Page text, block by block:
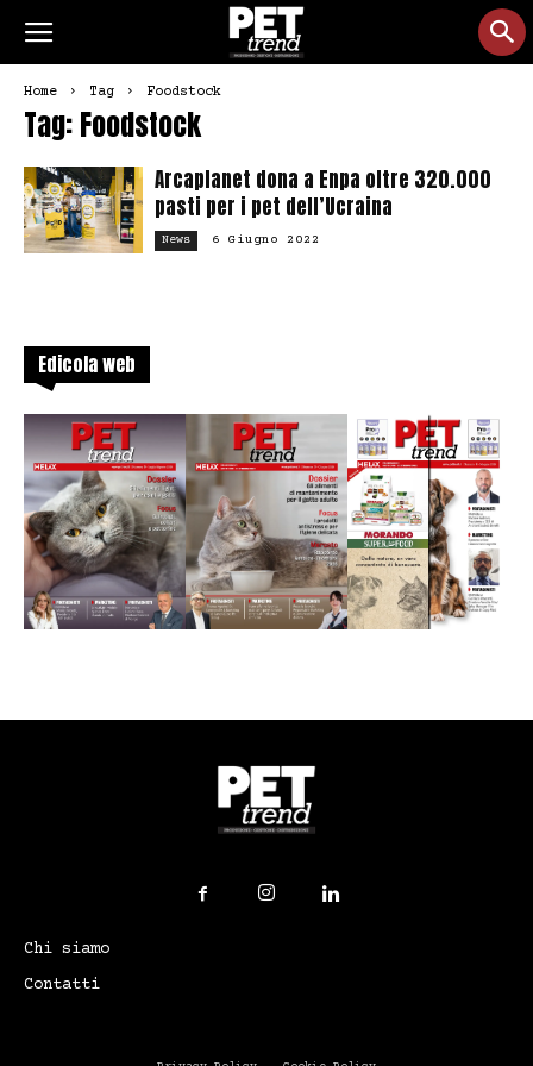
Home Tag Foodstock
Tag: Foodstock
Arcaplanet dona a Enpa oltre 320.000
pasti per i pet dell’Ucraina
News 6 Giugno 2022
Edicola web
Chi siamo
Contatti